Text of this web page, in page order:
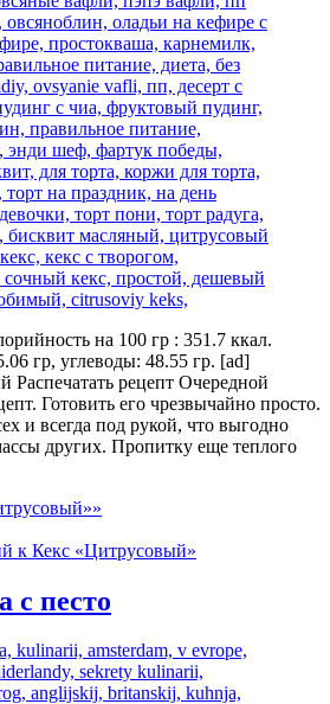
на 100 гр : 351.7 ккал.
гр, углеводы: 48.55 гр. [ad]
Распечатать рецепт Очередной
Готовить его чрезвычайно просто.
и всегда под рукой, что выгодно
других. Пропитку еще теплого
к Кекс «Цитрусовый»
с песто